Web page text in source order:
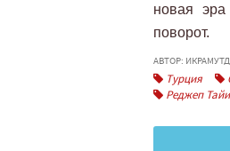
новая эра
поворот.
АВТОР:
Турция
Реджеп